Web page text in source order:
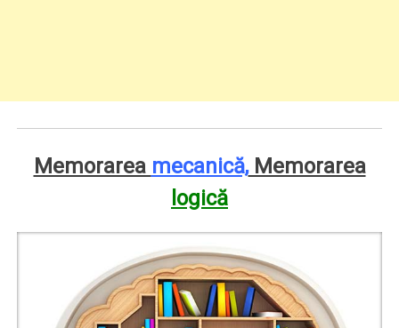
Memorarea mecanică,Memorarea
logică